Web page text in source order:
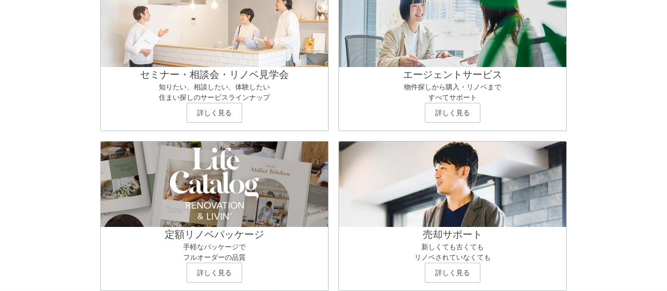
セミナー・相談会・リノベ見学会
知りたい、相談したい、体験したい
住まい探しのサービスラインナップ
詳しく見る
エージェントサービス
物件探しから購入・リノベまで
すべてサポート
詳しく見る
定額リノベパッケージ
手軽なパッケージで
フルオーダーの品質
詳しく見る
売却サポート
新しくても古くても
リノベされていなくても
詳しく見る